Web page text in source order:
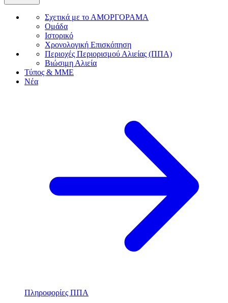
Σχετικά με το ΑΜΟΡΓΟΡΑΜΑ
Ομάδα
Ιστορικό
Χρονολογική Επισκόπηση
Περιοχές Περιορισμού Αλιείας (ΠΠΑ)
Βιώσιμη Αλιεία
Τύπος & ΜΜΕ
Νέα
Πληροφορίες ΠΠΑ